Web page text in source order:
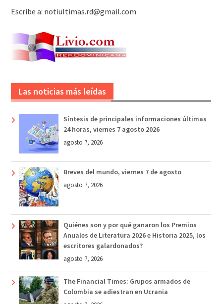
Escribe a: notiultimas.rd@gmail.com
Las noticias más leídas
Síntesis de principales informaciones últimas
24 horas, viernes 7 agosto 2026
agosto 7, 2026
Breves del mundo, viernes 7 de agosto
agosto 7, 2026
Quiénes son y por qué ganaron los Premios
Anuales de Literatura 2026 e Historia 2025, los
escritores galardonados?
agosto 7, 2026
The Financial Times: Grupos armados de
Colombia se adiestran en Ucrania